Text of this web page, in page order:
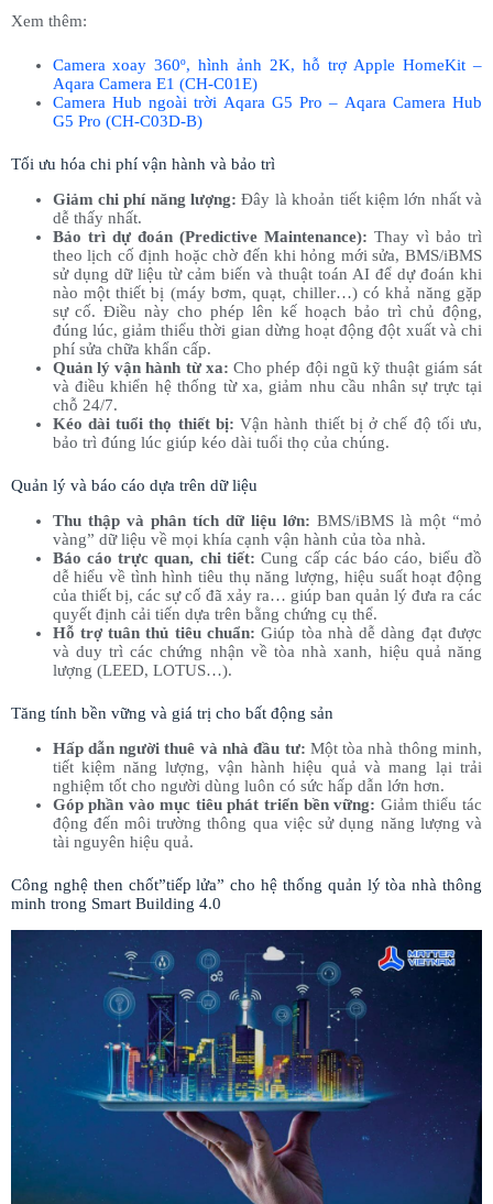
Xem thêm:
Camera xoay 360º, hình ảnh 2K, hỗ trợ Apple HomeKit –
Aqara Camera E1 (CH-C01E)
Camera Hub ngoài trời Aqara G5 Pro – Aqara Camera Hub
G5 Pro (CH-C03D-B)
Tối ưu hóa chi phí vận hành và bảo trì
Giảm chi phí năng lượng: Đây là khoản tiết kiệm lớn nhất và
dễ thấy nhất.
Bảo trì dự đoán (Predictive Maintenance): Thay vì bảo trì
theo lịch cố định hoặc chờ đến khi hỏng mới sửa, BMS/iBMS
sử dụng dữ liệu từ cảm biến và thuật toán AI để dự đoán khi
nào một thiết bị (máy bơm, quạt, chiller…) có khả năng gặp
sự cố. Điều này cho phép lên kế hoạch bảo trì chủ động,
đúng lúc, giảm thiểu thời gian dừng hoạt động đột xuất và chi
phí sửa chữa khẩn cấp.
Quản lý vận hành từ xa: Cho phép đội ngũ kỹ thuật giám sát
và điều khiển hệ thống từ xa, giảm nhu cầu nhân sự trực tại
chỗ 24/7.
Kéo dài tuổi thọ thiết bị: Vận hành thiết bị ở chế độ tối ưu,
bảo trì đúng lúc giúp kéo dài tuổi thọ của chúng.
Quản lý và báo cáo dựa trên dữ liệu
Thu thập và phân tích dữ liệu lớn: BMS/iBMS là một “mỏ
vàng” dữ liệu về mọi khía cạnh vận hành của tòa nhà.
Báo cáo trực quan, chi tiết: Cung cấp các báo cáo, biểu đồ
dễ hiểu về tình hình tiêu thụ năng lượng, hiệu suất hoạt động
của thiết bị, các sự cố đã xảy ra… giúp ban quản lý đưa ra các
quyết định cải tiến dựa trên bằng chứng cụ thể.
Hỗ trợ tuân thủ tiêu chuẩn: Giúp tòa nhà dễ dàng đạt được
và duy trì các chứng nhận về tòa nhà xanh, hiệu quả năng
lượng (LEED, LOTUS…).
Tăng tính bền vững và giá trị cho bất động sản
Hấp dẫn người thuê và nhà đầu tư: Một tòa nhà thông minh,
tiết kiệm năng lượng, vận hành hiệu quả và mang lại trải
nghiệm tốt cho người dùng luôn có sức hấp dẫn lớn hơn.
Góp phần vào mục tiêu phát triển bền vững: Giảm thiểu tác
động đến môi trường thông qua việc sử dụng năng lượng và
tài nguyên hiệu quả.
Công nghệ then chốt”tiếp lửa” cho hệ thống quản lý tòa nhà thông
minh trong Smart Building 4.0